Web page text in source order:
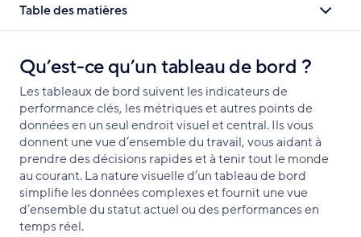
Table des matières
Qu’est-ce qu’un tableau de bord ?
Les tableaux de bord suivent les indicateurs de
performance clés, les métriques et autres points de
données en un seul endroit visuel et central. Ils vous
donnent une vue d’ensemble du travail, vous aidant à
prendre des décisions rapides et à tenir tout le monde
au courant. La nature visuelle d’un tableau de bord
simplifie les données complexes et fournit une vue
d’ensemble du statut actuel ou des performances en
temps réel.